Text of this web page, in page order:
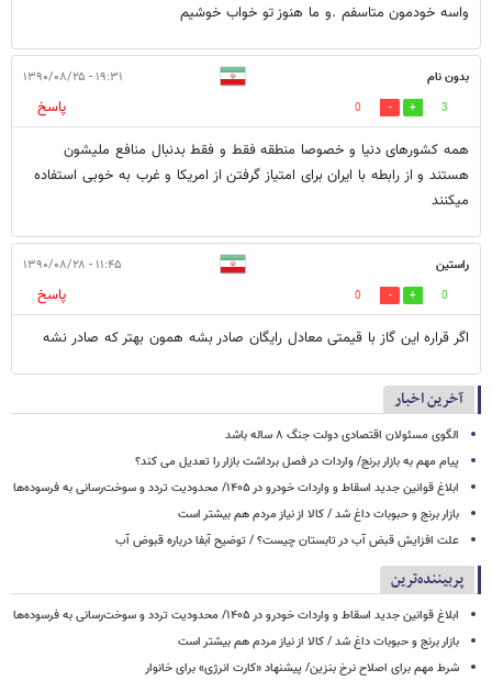
واسه خودمون متاسفم .و ما هنوز تو خواب خوشیم
بدون نام ۱۹:۳۱ - ۱۳۹۰/۰۸/۲۵
3
0
پاسخ
همه کشورهای دنیا و خصوصا منطقه فقط و فقط بدنبال منافع ملیشون
هستند و از رابطه با ایران برای امتیاز گرفتن از امریکا و غرب به خوبی استفاده
میکنند
راستین ۱۱:۴۵ - ۱۳۹۰/۰۸/۲۸
0
0
پاسخ
اگر قراره این گاز با قیمتی معادل رایگان صادر بشه همون بهتر که صادر نشه
آخرین اخبار
الگوی مسئولان اقتصادی دولت جنگ ۸ ساله باشد
پیام مهم به بازار برنج/ واردات در فصل برداشت بازار را تعدیل می کند؟
ابلاغ قوانین جدید اسقاط و واردات خودرو در ۱۴۰۵/ محدودیت تردد و سوخت‌رسانی به فرسوده‌ها
بازار برنج و حبوبات داغ شد / کالا از نیاز مردم هم بیشتر است
علت افزایش قبض آب در تابستان چیست؟ / توضیح آبفا درباره قبوض آب
پربیننده‌ترین
ابلاغ قوانین جدید اسقاط و واردات خودرو در ۱۴۰۵/ محدودیت تردد و سوخت‌رسانی به فرسوده‌ها
بازار برنج و حبوبات داغ شد / کالا از نیاز مردم هم بیشتر است
شرط مهم برای اصلاح نرخ بنزین/ پیشنهاد «کارت انرژی» برای خانوار